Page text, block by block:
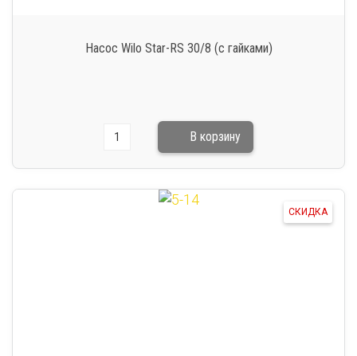
Насос Wilo Star-RS 30/8 (с гайками)
СКИДКА